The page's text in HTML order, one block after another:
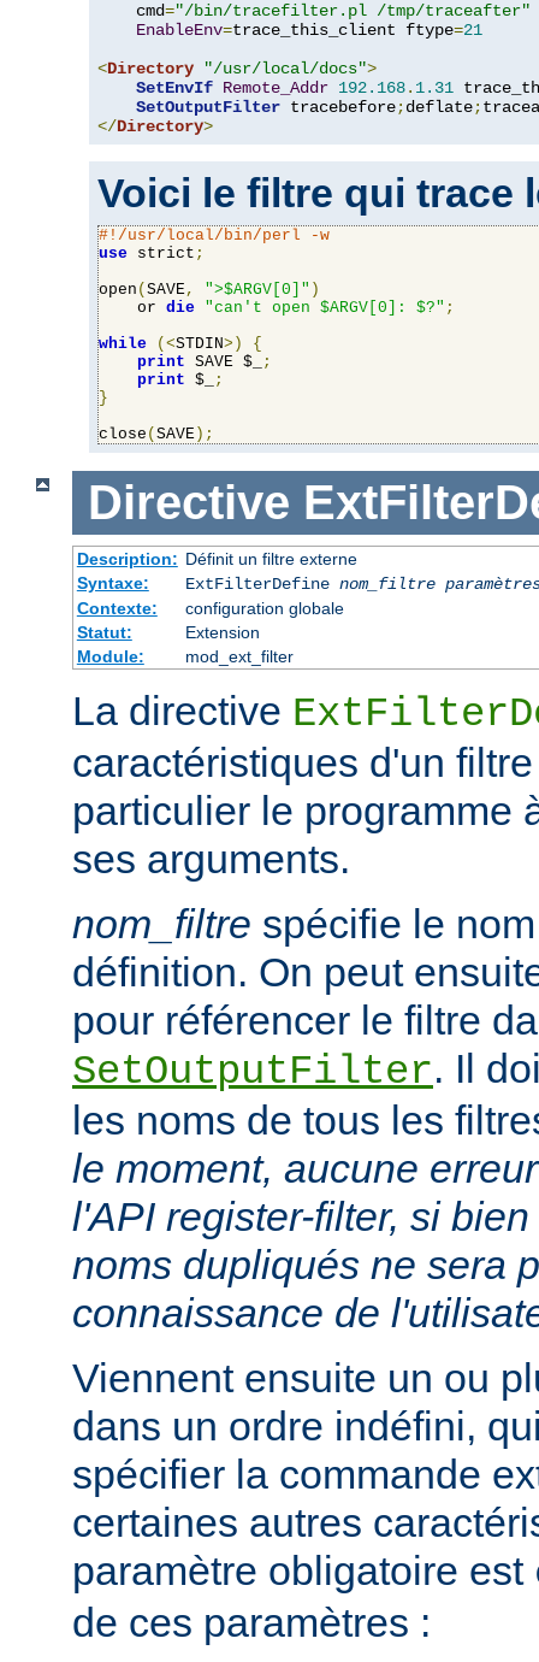
    cmd
="/bin/tracefilter.pl /tmp/traceafter"
EnableEnv=trace_this_client ftype=21
<Directory "/usr/local/docs">
SetEnvIf Remote_Addr 192.168. 1.31
SetOutputFilter tracebefore;deflate;
</Directory>
Voici le filtre qui trace
#!/usr/local/bin/perl -w
use strict ;
open ( SAVE, ">$ARGV[0]" )
    or
die "can't open $ARGV[0]: $?" ;
while
(<STDIN>)
{
print SAVE $_
;
print $_
;
}
close ( SAVE );
Directive
Description: Définit un filtre externe
Syntaxe:
ExtFilterDefine nom_filtre
Contexte:
configuration globale
Statut:
Extension
Module:
mod_ext_filter
La directive
caractéristiques d'un
particulier le programme
ses arguments.
nom_filtre spécifie le
définition. On peut
pour référencer le filtre
SetOutputFilter. Il
les noms de tous les
le moment, aucune
l'API register-filter, si
noms dupliqués ne sera
connaissance de
Viennent ensuite un ou
dans un ordre indéfini,
spécifier la commande
certaines autres
paramètre obligatoire est
de ces paramètres :